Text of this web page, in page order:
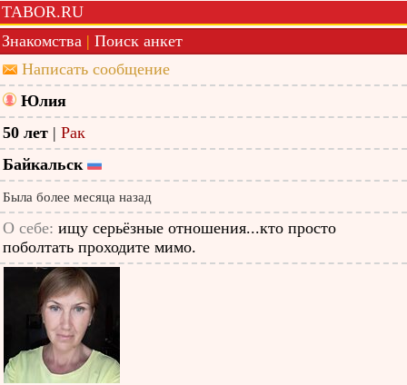
TABOR.RU
Знакомства | Поиск анкет
Написать сообщение
Юлия
50 лет | Рак
Байкальск
Была более месяца назад
О себе: ищу серьёзные отношения...кто просто
поболтать проходите мимо.